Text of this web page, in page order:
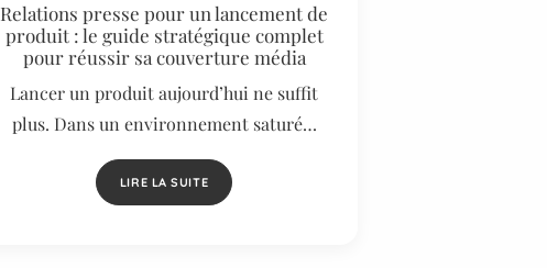
Relations presse pour un lancement de
produit : le guide stratégique complet
pour réussir sa couverture média
Lancer un produit aujourd’hui ne suffit
plus. Dans un environnement saturé…
LIRE LA SUITE